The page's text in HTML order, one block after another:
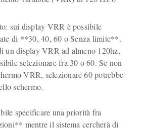
sui display VRR è possibile
di **30, 40, 60 o Senza limite**.
un display VRR ad almeno 120hz,
selezionare fra 30 o 60. Se non
VRR, selezionare 60 potrebbe
schermo.
specificare una priorità fra
mentre il sistema cercherà di